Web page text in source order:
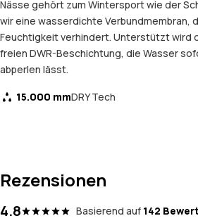
Nässe gehört zum Wintersport wie der
wir eine wasserdichte Verbundmembran,
Feuchtigkeit verhindert. Unterstützt wird
freien DWR-Beschichtung, die Wasser
abperlen lässt.
15.000 mmDRY Tech
Rezensionen
4.8 Basierend auf 142